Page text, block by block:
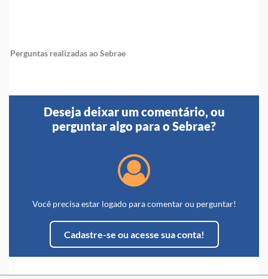
Perguntas realizadas ao Sebrae
Deseja deixar um comentário, ou
perguntar algo para o Sebrae?
Você precisa estar logado para comentar ou perguntar!
Cadastre-se ou acesse sua conta!